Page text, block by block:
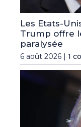
Les Etats-
Trump offre
paralysée
6 août 2026 | 1